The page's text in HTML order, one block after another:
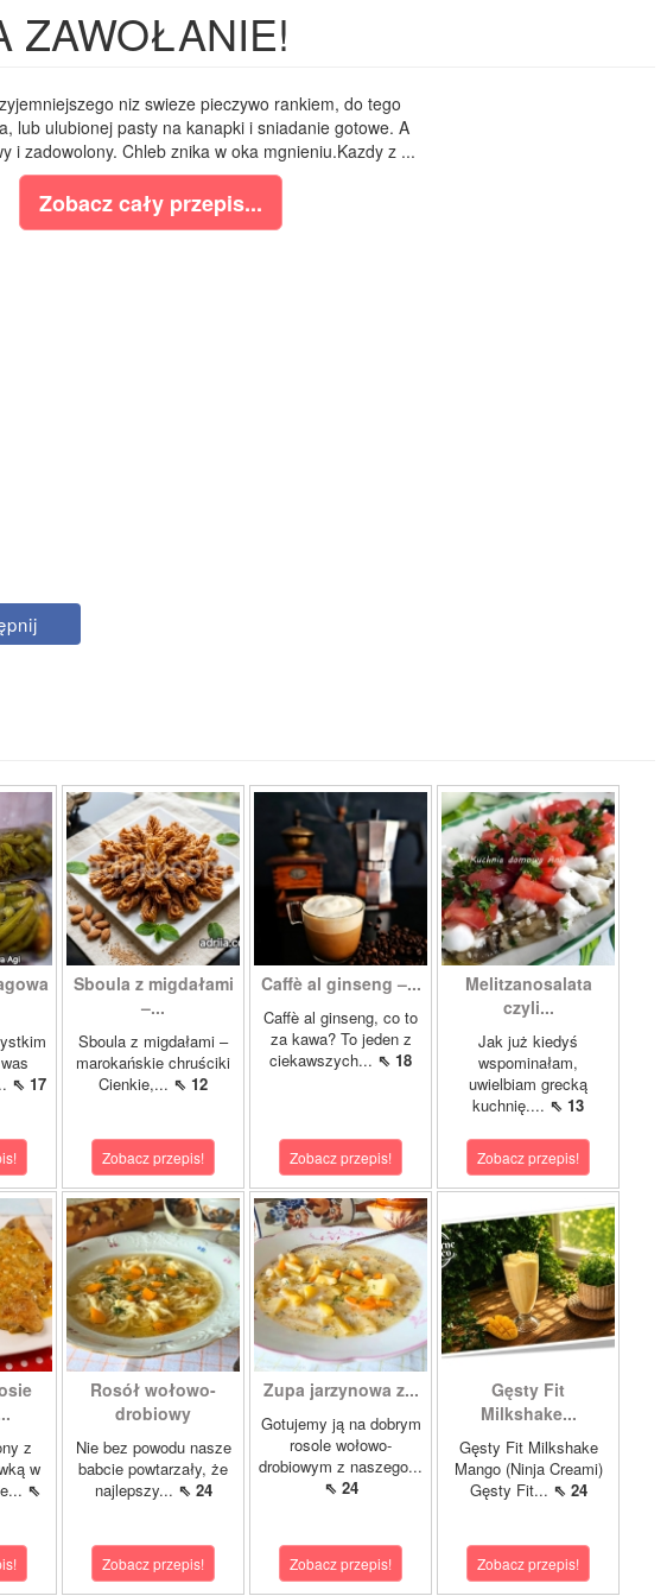
ZAWOŁANIE!
niz swieze pieczywo rankiem, do tego
lub ulubionej pasty na kanapki i sniadanie gotowe. A
i zadowolony. Chleb znika w oka mgnieniu.Kazdy z ...
Zobacz cały przepis...
⇖ 17
Sboula z migdałami
–...
Sboula z migdałami –
marokańskie chruściki
Cienkie,... ⇖ 12
Zobacz przepis!
Caffè al ginseng –...
Caffè al ginseng, co to
za kawa? To jeden z
ciekawszych... ⇖ 18
Zobacz przepis!
Melitzanosalata
czyli...
Jak już kiedyś
wspominałam,
uwielbiam grecką
kuchnię.... ⇖ 13
Zobacz przepis!
z
w
⇖
Rosół wołowo-
drobiowy
Nie bez powodu nasze
babcie powtarzały, że
najlepszy... ⇖ 24
Zobacz przepis!
Zupa jarzynowa z...
Gotujemy ją na dobrym
rosole wołowo-
drobiowym z naszego...
⇖ 24
Zobacz przepis!
Gęsty Fit
Milkshake...
Gęsty Fit Milkshake
Mango (Ninja Creami)
Gęsty Fit... ⇖ 24
Zobacz przepis!